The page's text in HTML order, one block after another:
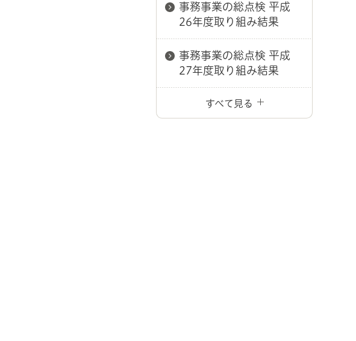
事務事業の総点検 平成
26年度取り組み結果
事務事業の総点検 平成
27年度取り組み結果
すべて見る